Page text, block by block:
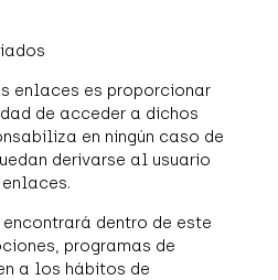
enlaces es proporcionar
de acceder a dichos
en ningún caso de
derivarse al usuario
dentro de este
programas de
a los hábitos de